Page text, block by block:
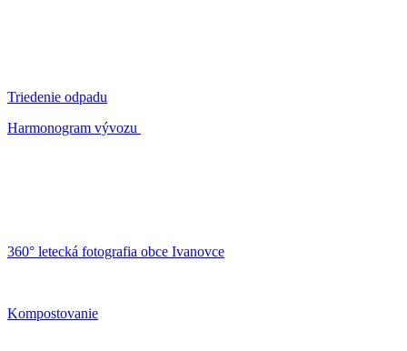
Triedenie odpadu
Harmonogram vývozu
360° letecká fotografia obce Ivanovce
Kompostovanie